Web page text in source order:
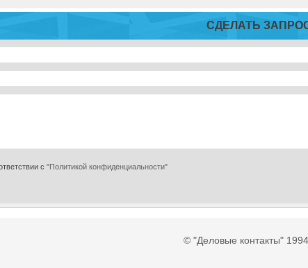
СДЕЛАТЬ
с "Политикой конфиденциальности"
© "Деловые контакты"